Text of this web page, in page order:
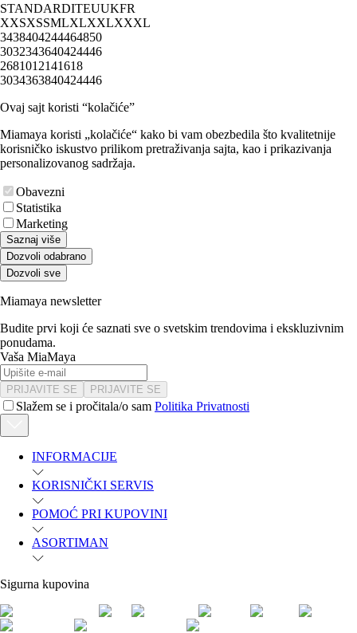
STANDARDITEUUKFR
XXSXSSMLXLXXLXXXL
3438404244464850
3032343640424446
2681012141618
3034363840424446
Ovaj sajt koristi “kolačiće”
Miamaya koristi „kolačiće“ kako bi vam obezbedila što kvalitetnije
korisničko iskustvo prilikom pretraživanja sajta, kao i prikazivanja
personalizovanog sadržaja.
Obavezni
Statistika
Marketing
Saznaj više
Dozvoli odabrano
Dozvoli sve
Miamaya newsletter
Budite prvi koji će saznati sve o svetskim trendovima i ekskluzivnim
ponudama.
Vaša MiaMaya
PRIJAVITE SE PRIJAVITE SE
Slažem se i pročitala/o sam Politika Privatnosti
INFORMACIJE
KORISNIČKI SERVIS
POMOĆ PRI KUPOVINI
ASORTIMAN
Sigurna kupovina